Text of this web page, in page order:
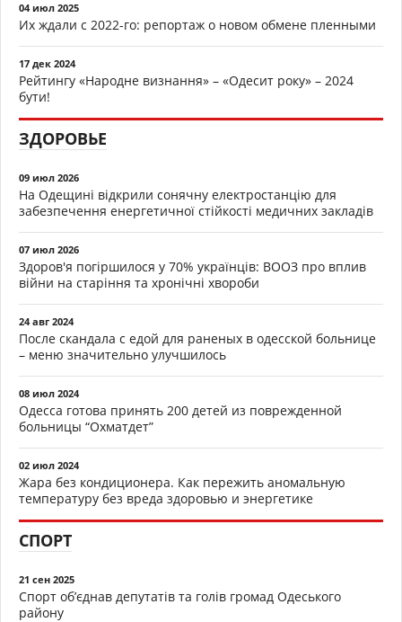
04 июл 2025
Их ждали с 2022-го: репортаж о новом обмене пленными
17 дек 2024
Рейтингу «Народне визнання» – «Одесит року» – 2024
бути!
ЗДОРОВЬЕ
09 июл 2026
На Одещині відкрили сонячну електростанцію для
забезпечення енергетичної стійкості медичних закладів
07 июл 2026
Здоров'я погіршилося у 70% українців: ВООЗ про вплив
війни на старіння та хронічні хвороби
24 авг 2024
После скандала с едой для раненых в одесской больнице
– меню значительно улучшилось
08 июл 2024
Одесса готова принять 200 детей из поврежденной
больницы “Охматдет”
02 июл 2024
Жара без кондиционера. Как пережить аномальную
температуру без вреда здоровью и энергетике
СПОРТ
21 сен 2025
Спорт об’єднав депутатів та голів громад Одеського
району